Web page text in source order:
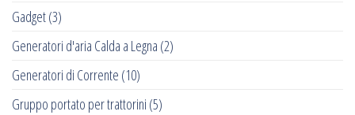
Gadget(3)
Generatori d'aria Calda a Legna (2)
Generatori di Corrente (10)
Gruppo portato per trattorini (5)